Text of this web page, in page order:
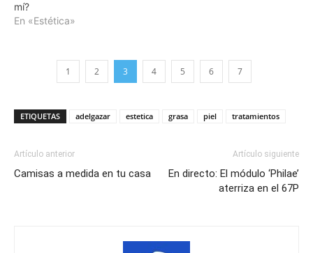
mí?
En «Estética»
1 2 3 4 5 6 7
ETIQUETAS adelgazar estetica grasa piel tratamientos
Artículo anterior
Camisas a medida en tu casa
Artículo siguiente
En directo: El módulo ‘Philae’
aterriza en el 67P